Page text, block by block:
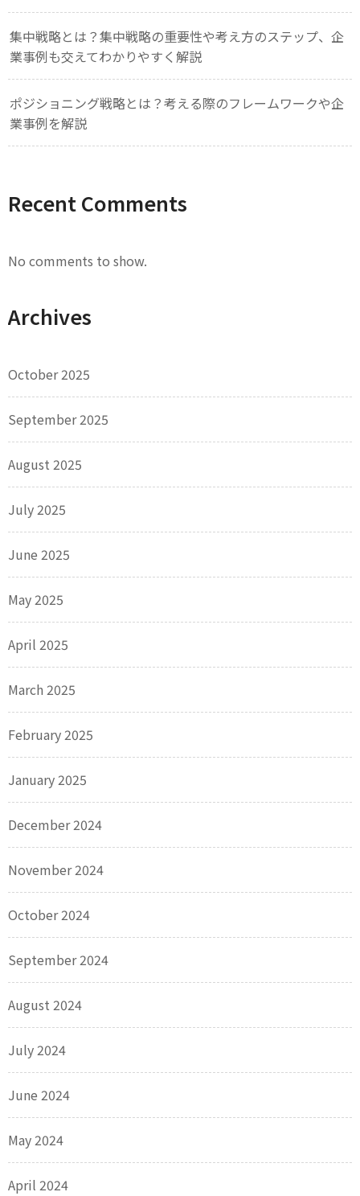
集中戦略とは？集中戦略の重要性や考え方のステップ、企
業事例も交えてわかりやすく解説
ポジショニング戦略とは？考える際のフレームワークや企
業事例を解説
Recent Comments
No comments to show.
Archives
October 2025
September 2025
August 2025
July 2025
June 2025
May 2025
April 2025
March 2025
February 2025
January 2025
December 2024
November 2024
October 2024
September 2024
August 2024
July 2024
June 2024
May 2024
April 2024